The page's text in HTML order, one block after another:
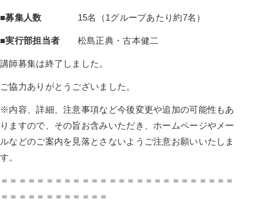
■募集人数 15名（1グループあたり約7名）
■実行部担当者 松島正典・古本健二
講師募集は終了しました。
ご協力ありがとうございました。
※内容、詳細、注意事項など今後変更や追加の可能性もあ
りますので、その旨お含みいただき、ホームページやメー
ルなどのご案内を見落とさないようご注意お願いいたしま
す。
＝＝＝＝＝＝＝＝＝＝＝＝＝＝＝＝＝＝＝＝＝＝＝＝＝＝
＝＝＝＝＝＝＝＝＝＝＝＝